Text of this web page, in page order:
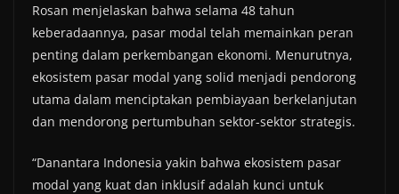
Rosan menjelaskan bahwa selama 48 tahun
keberadaannya, pasar modal telah memainkan peran
penting dalam perkembangan ekonomi. Menurutnya,
ekosistem pasar modal yang solid menjadi pendorong
utama dalam menciptakan pembiayaan berkelanjutan
dan mendorong pertumbuhan sektor-sektor strategis.
“Danantara Indonesia yakin bahwa ekosistem pasar
modal yang kuat dan inklusif adalah kunci untuk